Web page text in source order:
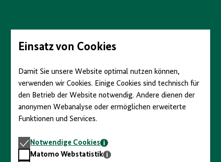
Seiteninhalt
springenEinsatz von Cookies
Damit Sie unsere Website optimal nutzen können,
verwenden wir Cookies. Einige Cookies sind technisch für
den Betrieb der Website notwendig. Andere dienen der
anonymen Webanalyse oder ermöglichen erweiterte
Funktionen und Services.
Notwendige
Cookies
Notwendige Cookies
Matomo
Matomo Webstatistik